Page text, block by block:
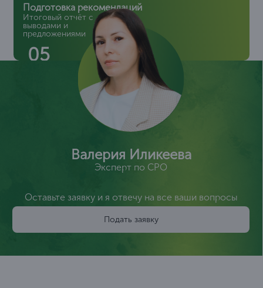
Подготовка рекомендаций
Итоговый отчёт с
выводами и
предложениями
05
Валерия Иликеева
Эксперт по СРО
Оставьте заявку и я отвечу на все ваши вопросы
Подать заявку